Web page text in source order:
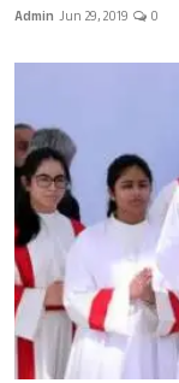
Admin Jun 29, 2019 0